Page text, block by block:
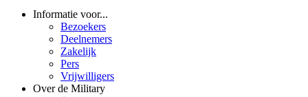
Informatie voor...
Bezoekers
Deelnemers
Zakelijk
Pers
Vrijwilligers
Over de Military